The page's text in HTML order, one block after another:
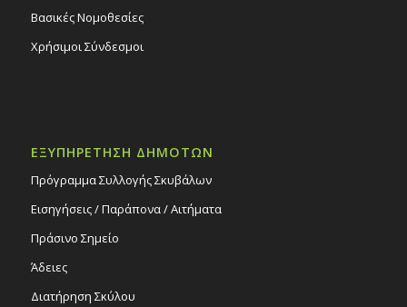
Βασικές Νομοθεσίες
Χρήσιμοι Σύνδεσμοι
ΕΞΥΠΗΡΕΤΗΣΗ ΔΗΜΟΤΩΝ
Πρόγραμμα Συλλογής Σκυβάλων
Εισηγήσεις / Παράπονα / Αιτήματα
Πράσινο Σημείο
Άδειες
Διατήρηση Σκύλου